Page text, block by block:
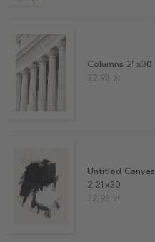
Columns 21x30
32,95 zł
Untitled Canvas
2 21x30
32,95 zł